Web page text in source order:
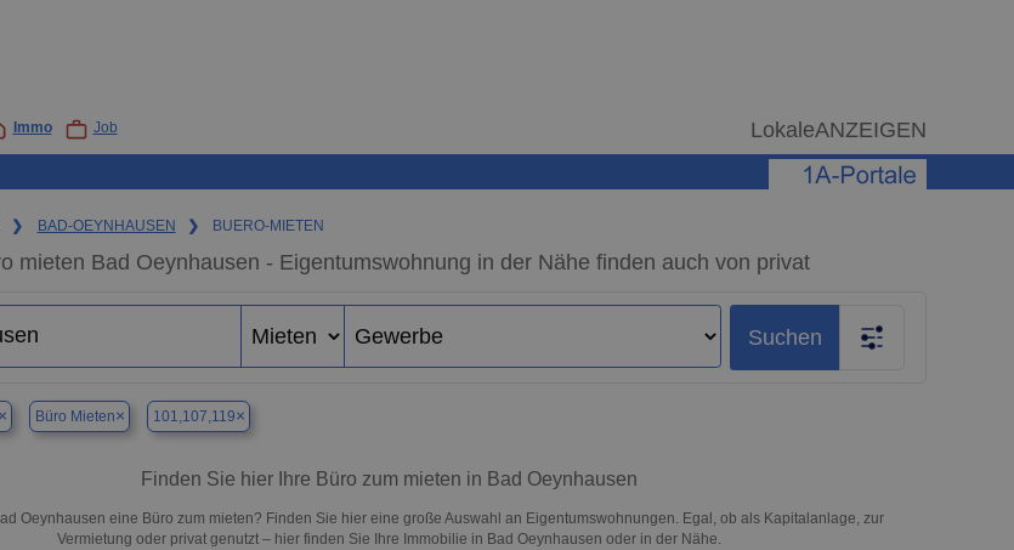
Immo Job LokaleANZEIGEN
❯ BAD-OEYNHAUSEN ❯ BUERO-MIETEN
mieten Bad Oeynhausen - Eigentumswohnung in der Nähe finden auch von privat
Suchen
× Büro Mieten× 101,107,119×
Finden Sie hier Ihre Büro zum mieten in Bad Oeynhausen
Oeynhausen eine Büro zum mieten? Finden Sie hier eine große Auswahl an Eigentumswohnungen. Egal, ob als Kapitalanlage, zur
Vermietung oder privat genutzt – hier finden Sie Ihre Immobilie in Bad Oeynhausen oder in der Nähe.